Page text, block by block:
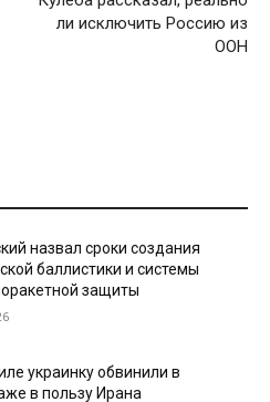
ли исключить Россию из
ООН
назвал сроки создания
баллистики и системы
защиты
украинку обвинили в
в пользу Ирана